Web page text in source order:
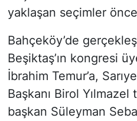
yaklaşan seçimler
Bahçeköy’de
Beşiktaş’ın kongresi
İbrahim Temur’a,
Başkanı Birol Yılmazel
başkan Süleyman
YAŞAM